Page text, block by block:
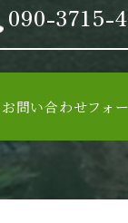
090-3715-
お問い合わせフォ